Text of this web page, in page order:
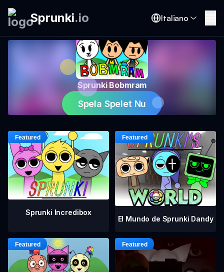
Sprunki.io Italiano
Sprunki Bobmram
Spela Spelet Nu
Sprunki Incredibox
El Mundo de Sprunki Dandy